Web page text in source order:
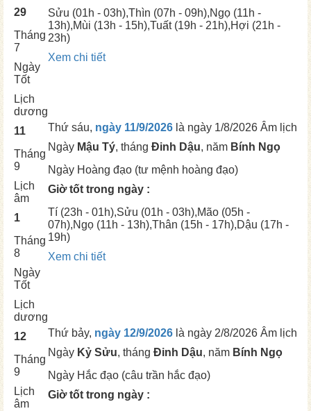
29
Tháng
7
Ngày
Tốt
Sửu (01h - 03h),Thìn (07h - 09h),Ngọ (11h -
13h),Mùi (13h - 15h),Tuất(19h - 21h),Hợi (21h -
23h)
Xem chi tiết
Lịch
dương
11
Tháng
9
Lịch
âm
1
Tháng
8
Ngày
Tốt
Thứ sáu, ngày 11/9/2026 là ngày 1/8/2026 Âm lịch
Ngày Mậu Tý, tháng Đinh Dậu, năm Bính Ngọ
Ngày Hoàng đạo (tư mệnh hoàng đạo)
Giờ tốt trong ngày :
Tí (23h - 01h),Sửu (01h - 03h),Mão (05h -
07h),Ngọ (11h - 13h),Thân (15h - 17h),Dậu (17h -
19h)
Xem chi tiết
Lịch
dương
12
Tháng
9
Lịch
âm
Thứ bảy, ngày 12/9/2026 là ngày 2/8/2026 Âm lịch
Ngày Kỷ Sửu, tháng Đinh Dậu, năm Bính Ngọ
Ngày Hắc đạo (câu trần hắc đạo)
Giờ tốt trong ngày :